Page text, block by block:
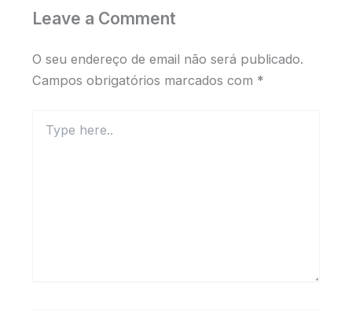
Leave a Comment
O seu endereço de email não será publicado.
Campos obrigatórios marcados com *
here..